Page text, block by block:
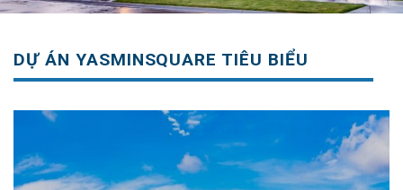
DỰ ÁN YASMINSQUARE TIÊU BIỂU